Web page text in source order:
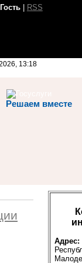
Гость| RSS
13:18
Решаем вместе
Адрес: